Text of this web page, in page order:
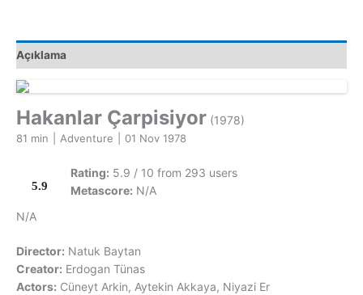
Açıklama
Hakanlar Çarpisiyor (1978)
81 min Adventure 01 Nov 1978
5.9
Rating: 5.9 / 10 from 293 users
Metascore: N/A
N/A
Director: Natuk Baytan
Creator: Erdogan Tünas
Actors: Cüneyt Arkin, Aytekin Akkaya, Niyazi Er